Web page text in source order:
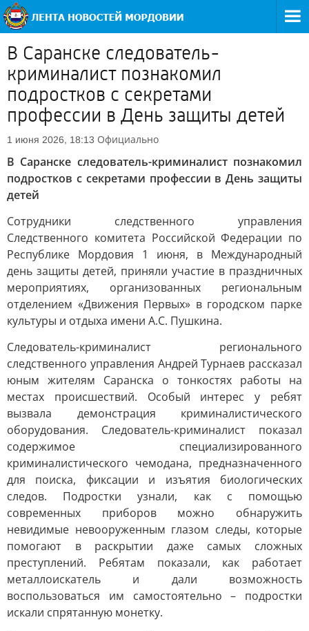
В Саранске следователь-
криминалист познакомил
подростков с секретами
профессии в День защиты детей
1 июня 2026, 18:13 Официально
В Саранске следователь-криминалист познакомил
подростков с секретами профессии в День защиты
детей
Сотрудники следственного управления
Следственного комитета Российской Федерации по
Республике Мордовия 1 июня, в Международный
день защиты детей, приняли участие в праздничных
мероприятиях, организованных региональным
отделением «Движения Первых» в городском парке
культуры и отдыха имени А.С. Пушкина.
Следователь-криминалист регионального
следственного управления Андрей Турнаев рассказал
юным жителям Саранска о тонкостях работы на
местах происшествий. Особый интерес у ребят
вызвала демонстрация криминалистического
оборудования. Следователь-криминалист показал
содержимое специализированного
криминалистического чемодана, предназначенного
для поиска, фиксации и изъятия биологических
следов. Подростки узнали, как с помощью
современных приборов можно обнаружить
невидимые невооруженным глазом следы, которые
помогают в раскрытии даже самых сложных
преступлений. Ребятам показали, как работает
металлоискатель и дали возможность
воспользоваться им самостоятельно – подростки
искали спрятанную монетку.